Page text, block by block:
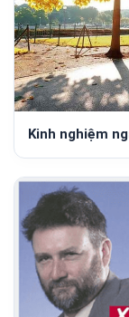
Kinh nghiệm